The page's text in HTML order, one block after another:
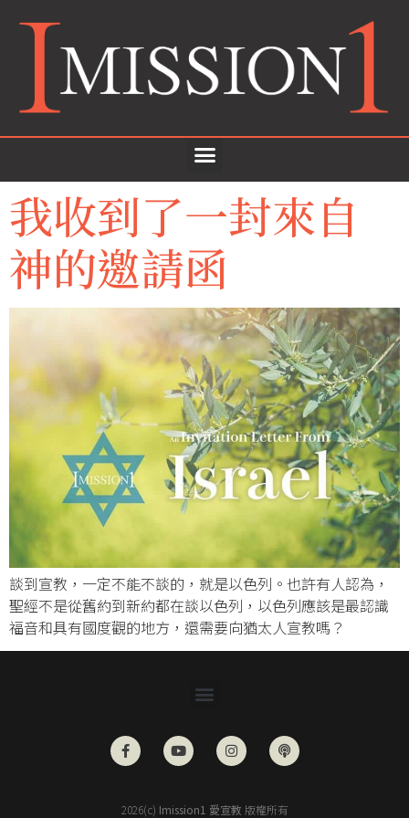
我收到了一封來自
神的邀請函
談到宣教，一定不能不談的，就是以色列。也許有人認為，
聖經不是從舊約到新約都在談以色列，以色列應該是最認識
福音和具有國度觀的地方，還需要向猶太人宣教嗎？
2026(c) Imission1 愛宣教 版權所有